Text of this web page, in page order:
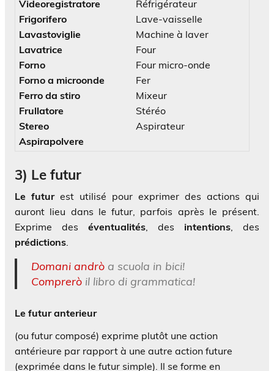
Videoregistratore
Frigorifero
Lavastoviglie
Lavatrice
Forno
Forno a microonde
Ferro da stiro
Frullatore
Stereo
Aspirapolvere
Réfrigérateur
Lave-vaisselle
Machine à laver
Four
Four micro-onde
Fer
Mixeur
Stéréo
Aspirateur
3) Le futur
Le futurest utilisé pour exprimer des actions qui
auront lieu dans le futur, parfois après le présent.
Exprime des éventualités, des intentions, des
prédictions.
Domani andròa scuola in bici!
Compreròil libro di grammatica!
Le futur anterieur
(ou futur composé) exprime plutôt une action
antérieure par rapport à une autre action future
(exprimée dans le futur simple). Il se forme en